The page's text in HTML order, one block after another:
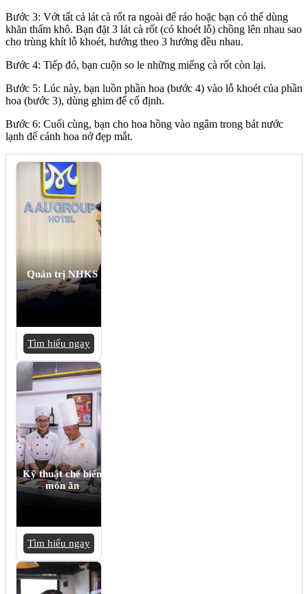
Bước 3: Vớt tất cả lát cà rốt ra ngoài để ráo hoặc bạn có thể dùng
khăn thấm khô. Bạn đặt 3 lát cà rốt (có khoét lỗ) chồng lên nhau sao
cho trùng khít lỗ khoét, hướng theo 3 hướng đều nhau.
Bước 4: Tiếp đó, bạn cuộn so le những miếng cà rốt còn lại.
Bước 5: Lúc này, bạn luồn phần hoa (bước 4) vào lỗ khoét của phần
hoa (bước 3), dùng ghim để cố định.
Bước 6: Cuối cùng, bạn cho hoa hồng vào ngâm trong bát nước
lạnh để cánh hoa nở đẹp mắt.
Quản trị NHKS
Tìm hiểu ngay
Kỹ thuật chế biến
món ăn
Tìm hiểu ngay